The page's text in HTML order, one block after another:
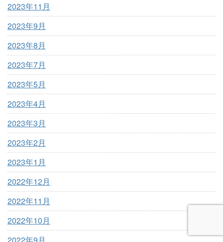
2023年11月
2023年9月
2023年8月
2023年7月
2023年5月
2023年4月
2023年3月
2023年2月
2023年1月
2022年12月
2022年11月
2022年10月